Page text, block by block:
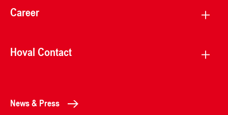
Career
Hoval Contact
News & Press